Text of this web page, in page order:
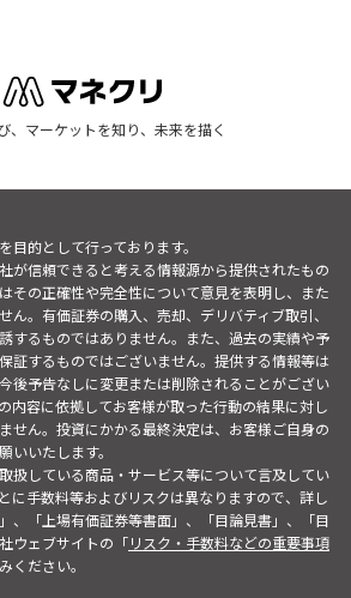
、マーケットを知り、未来を描く
的として行っております。
が信頼できると考える情報源から提供されたもの
その正確性や完全性について意見を表明し、また
ん。有価証券の購入、売却、デリバティブ取引、
するものではありません。また、過去の実績や予
証するものではございません。提供する情報等は
後予告なしに変更または削除されることがござい
内容に依拠してお客様が取った行動の結果に対し
せん。投資にかかる最終決定は、お客様ご自身の
いいたします。
扱している商品・サービス等について言及してい
に手数料等およびリスクは異なりますので、詳し
、「上場有価証券等書面」、「目論見書」、「目
ウェブサイトの「リスク・手数料などの重要事項
ください。